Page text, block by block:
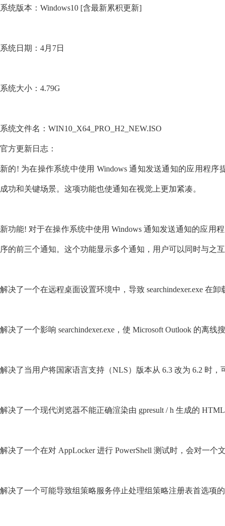
系统版本：Windows10 [含最新累积更新]
系统日期：4月7日
系统大小：4.79G
系统文件名：WIN10_X64_PRO_H2_NEW.ISO
官方更新日志：
新的! 为在操作系统中使用 Windows 通知发送通知的应用程序
成功和关键场景。这项功能也使通知在视觉上更加紧凑。
新功能! 对于在操作系统中使用 Windows 通知发送通知的应用
序的前三个通知。这个功能显示多个通知，用户可以同时与之
解决了一个在远程桌面设置环境中，导致 searchindexer.exe 在
解决了一个影响 searchindexer.exe，使 Microsoft Outlook 的离
解决了当用户将国家语言支持（NLS）版本从 6.3 改为 6.2 时，
解决了一个现代浏览器不能正确渲染由 gpresult / h 生成的
解决了一个在对 AppLocker 进行 PowerShell 测试时，会对一个
解决了一个可能导致组策略服务停止处理组策略注册表首选项